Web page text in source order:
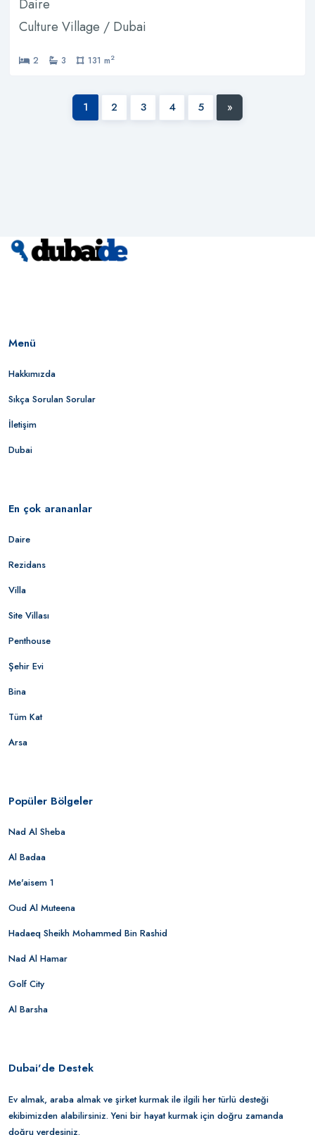
Daire
Culture Village / Dubai
2 3 131 m2
1 2 3 4 5 »
Menü
Hakkımızda
Sıkça Sorulan Sorular
İletişim
Dubai
En çok arananlar
Daire
Rezidans
Villa
Site Villası
Penthouse
Şehir Evi
Bina
Tüm Kat
Arsa
Popüler Bölgeler
Nad Al Sheba
Al Badaa
Me'aisem 1
Oud Al Muteena
Hadaeq Sheikh Mohammed Bin Rashid
Nad Al Hamar
Golf City
Al Barsha
Dubai'de Destek
Ev almak, araba almak ve şirket kurmak ile ilgili her türlü desteği
ekibimizden alabilirsiniz. Yeni bir hayat kurmak için doğru zamanda
doğru yerdesiniz.